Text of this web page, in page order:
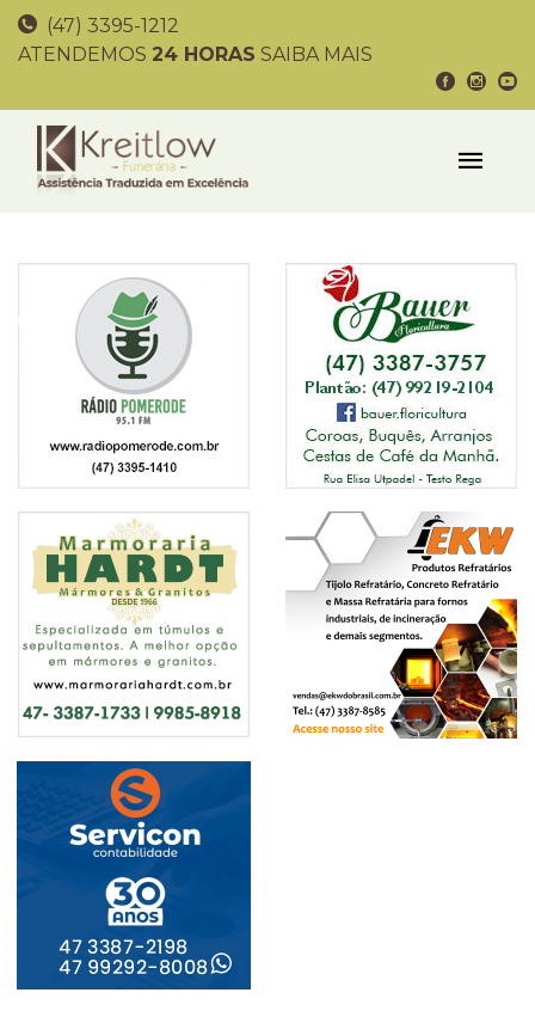
(47) 3395-1212
ATENDEMOS 24 HORAS SAIBA MAIS